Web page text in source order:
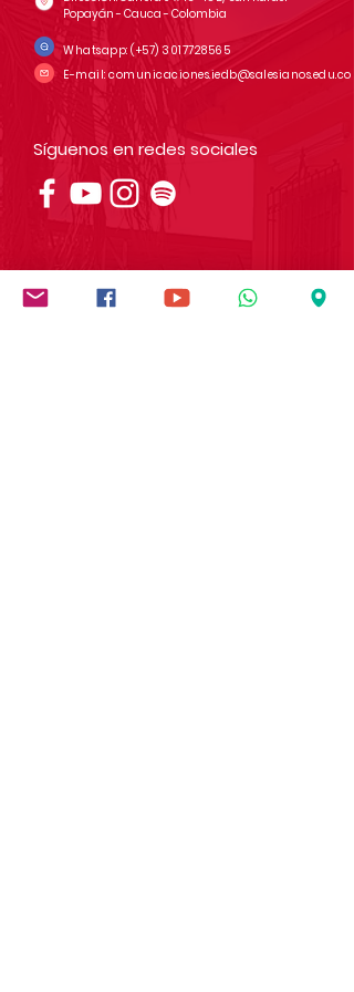
Popayán - Cauca - Colombia
Whatsapp: (+57) 3017728565
E-mail: comunicaciones.iedb@salesianos.edu.co
Síguenos en redes sociales